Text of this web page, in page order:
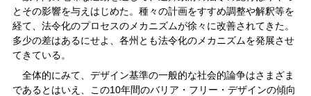
とその影響を与えはじめた。種々の計画をすすめ調整や解釈等を
経て、法令化のプロセスのメカニズムが徐々に改善されてきた。
多少の差はあるにせよ、各州とも法令化のメカニズムを発展させ
てきている。
全体的にみて、デザイン基準の一般的な社会的論争はさまざま
であるとはいえ、この10年間のバリア・フリー・デザインの傾向